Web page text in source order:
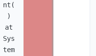
nt(
)
at
Sys
tem